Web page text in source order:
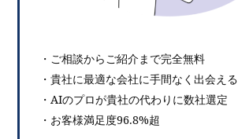
・ご相談からご紹介まで完全無料
・貴社に最適な会社に手間なく出会える
・AIのプロが貴社の代わりに数社選定
・お客様満足度96.8%超